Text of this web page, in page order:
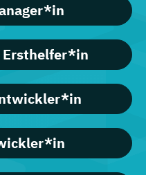
Ersthelfer*in